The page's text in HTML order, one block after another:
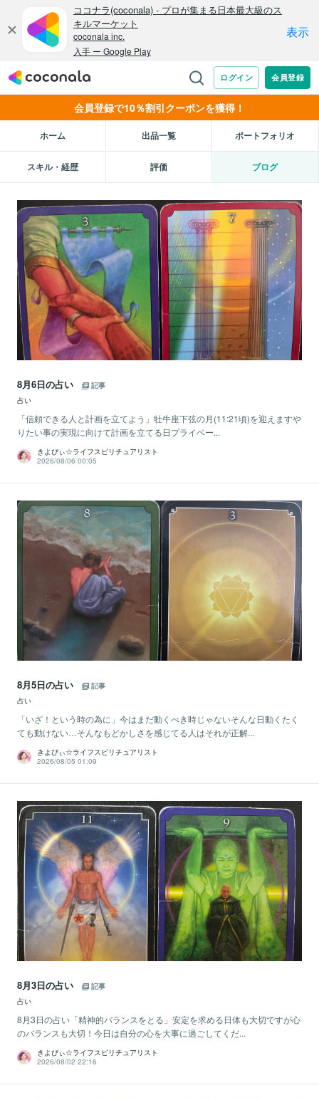
会員登録で10％割引クーポンを獲得！
ホーム 出品一覧 ポートフォリオ
スキル・経歴 評価 ブログ
8月6日の占い
記事
占い
「信頼できる人と計画を立てよう」牡牛座下弦の月(11:21頃)を迎えますや
りたい事の実現に向けて計画を立てる日プライベー...
きよぴぃ☆ライフスピリチュアリスト
2026/08/06 00:05
8月5日の占い
記事
占い
「いざ！という時の為に」今はまだ動くべき時じゃないそんな日動くたく
ても動けない…そんなもどかしさを感じてる人はそれが正解...
きよぴぃ☆ライフスピリチュアリスト
2026/08/05 01:09
8月3日の占い
記事
占い
8月3日の占い「精神的バランスをとる」安定を求める日体も大切ですが心
のバランスも大切！今日は自分の心を大事に過ごしてくだ...
きよぴぃ☆ライフスピリチュアリスト
2026/08/02 22:16